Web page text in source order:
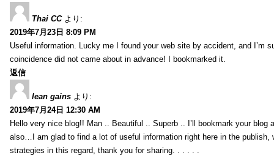
Thai CC より:
2019年7月23日 8:09 PM
Useful information. Lucky me I found your web site by accident, and I’m
coincidence did not came about in advance! I bookmarked it.
返信
lean gains より:
2019年7月24日 12:30 AM
Hello very nice blog!! Man .. Beautiful .. Superb .. I’ll bookmark your blog
also…I am glad to find a lot of useful information right here in the publish,
strategies in this regard, thank you for sharing. . . . . .